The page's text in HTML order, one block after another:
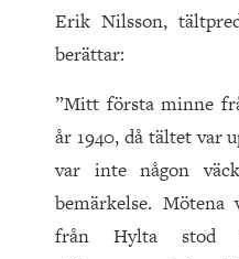
Erik Nilsson,
berättar:
”Mitt första minne
år 1940, då tältet var
var inte någon
bemärkelse.
från Hylta stod